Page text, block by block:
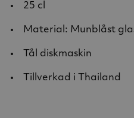
25 cl
Material: Munblåst
Tål diskmaskin
Tillverkad i Thailand